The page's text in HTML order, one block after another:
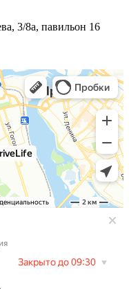
3/8а, павильон 16